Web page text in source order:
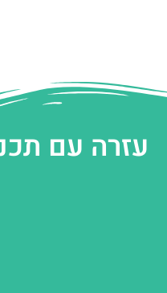
עזרה עם